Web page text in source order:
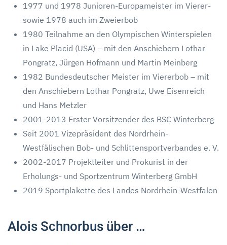
1977 und 1978 Junioren-Europameister im Vierer-
sowie 1978 auch im Zweierbob
1980 Teilnahme an den Olympischen Winterspielen
in Lake Placid (USA) – mit den Anschiebern Lothar
Pongratz, Jürgen Hofmann und Martin Meinberg
1982 Bundesdeutscher Meister im Viererbob – mit
den Anschiebern Lothar Pongratz, Uwe Eisenreich
und Hans Metzler
2001-2013 Erster Vorsitzender des BSC Winterberg
Seit 2001 Vizepräsident des Nordrhein-
Westfälischen Bob- und Schlittensportverbandes e. V.
2002-2017 Projektleiter und Prokurist in der
Erholungs- und Sportzentrum Winterberg GmbH
2019 Sportplakette des Landes Nordrhein-Westfalen
Alois Schnorbus über …